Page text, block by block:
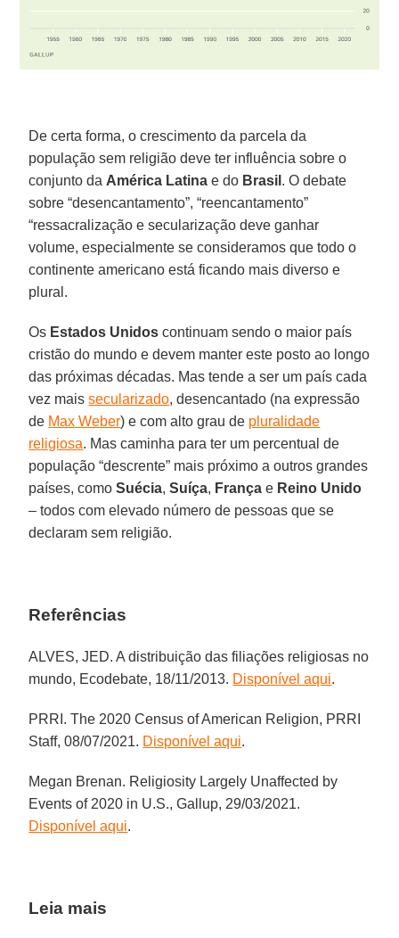
De certa forma, o crescimento da parcela da
população sem religião deve ter influência sobre o
conjunto da América Latina e do Brasil . O debate
sobre “desencantamento”, “reencantamento”
“ressacralização e secularização deve ganhar
volume, especialmente se consideramos que todo o
continente americano está ficando mais diverso e
plural.
Os Estados Unidos continuam sendo o maior país
cristão do mundo e devem manter este posto ao longo
das próximas décadas. Mas tende a ser um país cada
vez maissecularizado, desencantado (na expressão
de Max Weber) e com alto grau de pluralidade
religiosa. Mas caminha para ter um percentual de
população “descrente” mais próximo a outros grandes
países, comoSuécia,Suíça, França e Reino Unido
– todos com elevado número de pessoas que se
declaram sem religião.
Referências
ALVES, JED. A distribuição das filiações religiosas no
mundo, Ecodebate, 18/11/2013. Disponível aqui.
PRRI. The 2020 Census of American Religion, PRRI
Staff, 08/07/2021. Disponível aqui.
Megan Brenan. Religiosity Largely Unaffected by
Events of 2020 in U.S., Gallup, 29/03/2021.
Disponível aqui.
Leia mais